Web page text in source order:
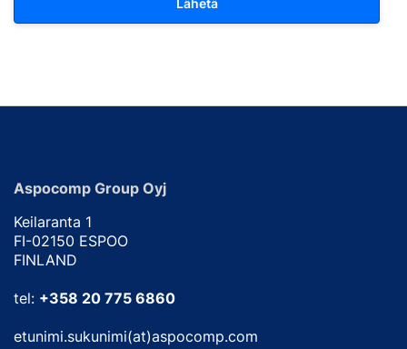
Aspocomp Group Oyj
Keilaranta 1
FI-02150 ESPOO
FINLAND
tel: +358 20 775 6860
etunimi.sukunimi(at)aspocomp.com